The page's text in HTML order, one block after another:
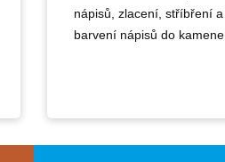
nápisů, zlacení, stříbření a
barvení nápisů do kamene.